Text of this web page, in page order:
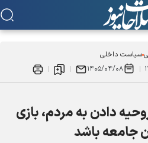
سیاست داخلی
۱۴۰۵/۰۴/۰۸
دادن به مردم، بازی
جامعه باشد